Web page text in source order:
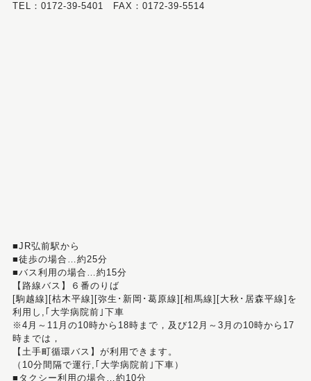
TEL：0172-39-5401 FAX：0172-39-5514
■JR弘前駅から
■徒歩の場合…約25分
■バス利用の場合…約15分
【路線バス】６番のりば
[駒越線][枯木平線][弥生･新岡･葛原線][相馬線][大秋･居森平線]を
利用し,｢大学病院前｣下車
※4月～11月の10時から18時まで，及び12月～3月の10時から17
時までは，
【土手町循環バス】が利用できます。
（10分間隔で運行,｢大学病院前｣下車）
■タクシー利用の場合…約10分